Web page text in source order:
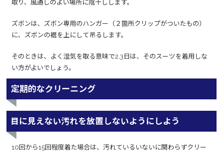
取り、風通しのよい場所に陰干しします。
ズボンは、ズボン専用のハンガー（２箇所クリップがついたもの）
に、ズボンの裾を上にして吊るします。
そのときは、よく湿気を取る意味で2,3日は、そのスーツを着用しな
い方がよいでしょう。
定期的なクリーニング
目に見えない汚れを放置しないようにしよう
10回から15回程度着た場合は、汚れているいないに関わらずクリー